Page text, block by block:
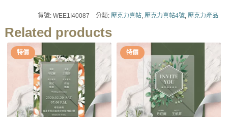
貨號:WEE1I40087 分類:壓克力喜帖 ,壓克力喜帖4號 ,壓克力產品
Related products
特價 特價